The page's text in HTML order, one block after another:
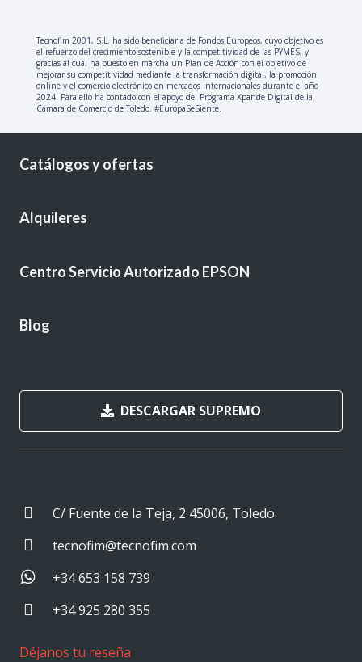
Tecnofim 2001, S.L. ha sido beneficiaria de Fondos Europeos, cuyo objetivo es
el refuerzo del crecimiento sostenible y la competitividad de las PYMES, y
gracias al cual ha puesto en marcha un Plan de Acción con el objetivo de
mejorar su competitividad mediante la transformación digital, la promoción
online y el comercio electrónico en mercados internacionales durante el año
2024. Para ello ha contado con el apoyo del Programa Xpande Digital de la
Cámara de Comercio de Toledo. #EuropaSeSiente.
Catálogos y ofertas
Alquileres
Centro Servicio Autorizado EPSON
Blog
DESCARGAR SUPREMO
C/ Fuente de la Teja, 2 45006, Toledo
tecnofim@tecnofim.com
+34 653 158 739
+34 925 280 355
Déjanos tu reseña